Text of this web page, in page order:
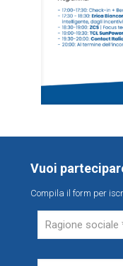
Vuoi
Compila il form per